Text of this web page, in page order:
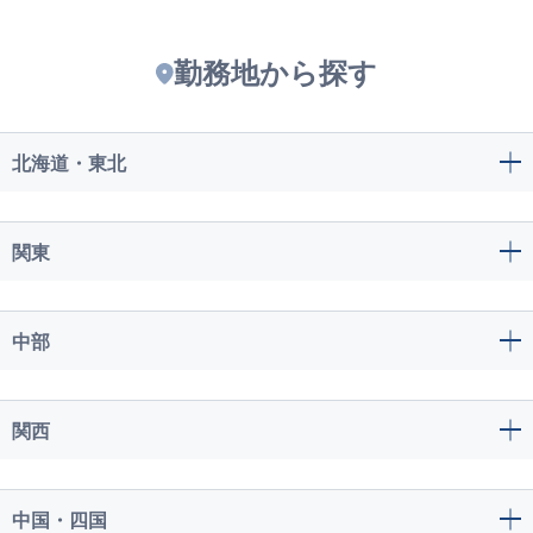
勤務地から探す
北海道・東北
関東
中部
関西
中国・四国